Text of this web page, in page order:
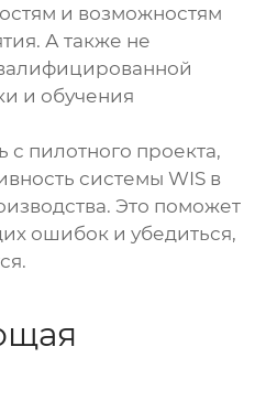
и возможностям
А также не
и обучения
с пилотного проекта,
системы WIS в
Это поможет
ошибок и убедиться,